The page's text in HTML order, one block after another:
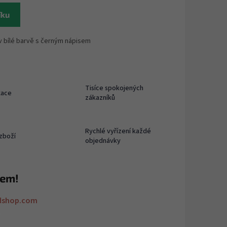
bílé barvě s černým nápisem
Tisíce spokojených
zákazníků
Rychlé vyřízení každé
objednávky